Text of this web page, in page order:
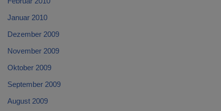
Januar 2010
Dezember 2009
November 2009
Oktober 2009
September 2009
August 2009